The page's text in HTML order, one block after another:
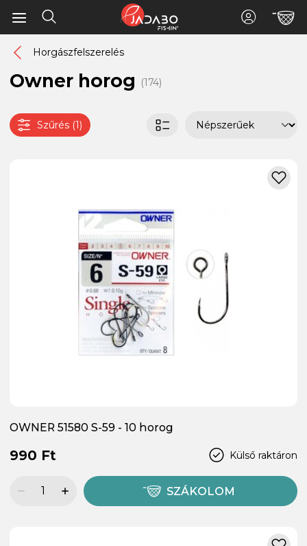
Horgászfelszerelés
Owner horog (174)
Szűrés (1)
OWNER 51580 S-59 - 10 horog
Külső raktáron
990 Ft
SZÁKOLOM